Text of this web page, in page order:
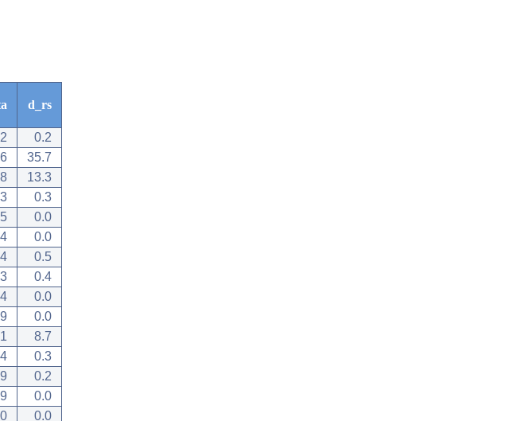
d_rs
0.2
35.7
13.3
0.3
0.0
0.0
0.5
0.4
0.0
0.0
8.7
0.3
0.2
0.0
0.0